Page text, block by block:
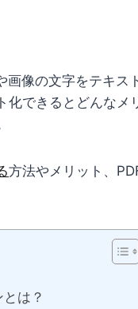
画像の文字をテキ
化できるとどんな
方法やメリット、
は？